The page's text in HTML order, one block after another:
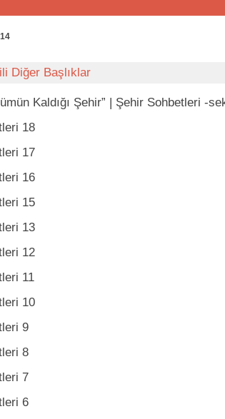
Diğer Başlıklar
Kaldığı Şehir” | Şehir Sohbetleri -
18
17
16
15
13
12
11
10
9
8
7
6